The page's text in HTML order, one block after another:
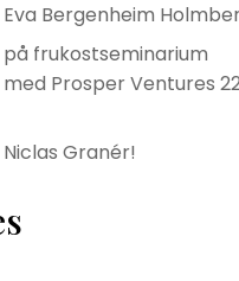
Bergenheim
frukostseminarium
Prosper Ventures
Granér!